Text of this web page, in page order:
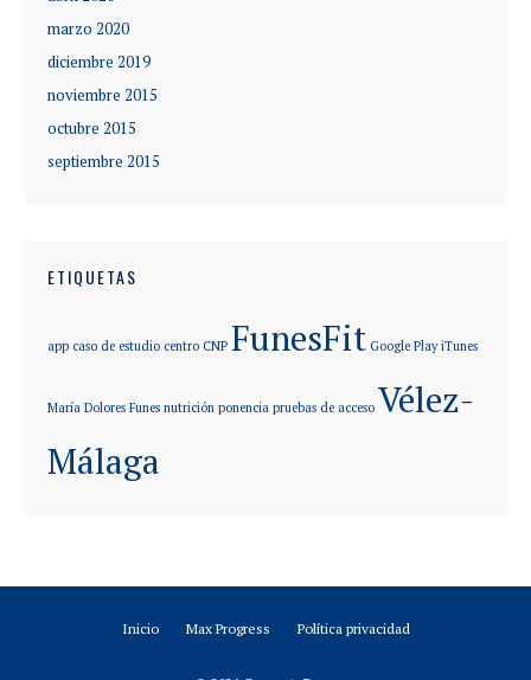
marzo 2020
diciembre 2019
noviembre 2015
octubre 2015
septiembre 2015
ETIQUETAS
app caso de estudio centro CNP FunesFit Google Play iTunes
María Dolores Funes nutrición ponencia pruebas de acceso Vélez-
Málaga
Inicio Max Progress Política privacidad